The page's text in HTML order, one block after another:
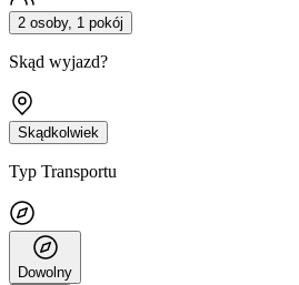
2 osoby, 1 pokój
Skąd wyjazd?
Skądkolwiek
Typ Transportu
Dowolny